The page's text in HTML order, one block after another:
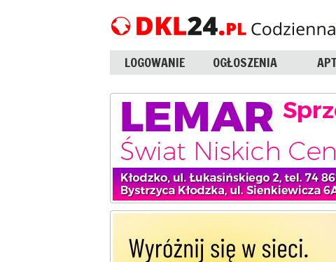
LOGOWANIE OGŁOSZENIA